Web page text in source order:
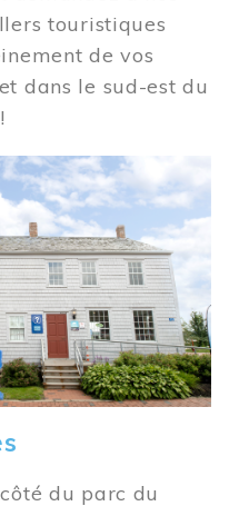
touristiques
de vos
dans le sud-est du
du parc du